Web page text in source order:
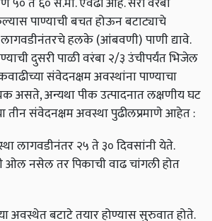
पाण्याची बचत होऊन बटाट्याचे
हलके (आंबवणी) पाणी द्यावे.
दुसरी पाळी वरंबा २/३ उंचीपर्यंत भिजेल
संवेदनक्षम अवस्थांना पाण्याचा
असते, अन्यथा पीक उत्पादनात लक्षणीय घट
तीन संवेदनक्षम अवस्था पुढीलप्रमाणे आहेत :
लागवडीनंतर २५ ते ३० दिवसांनी येते.
ओल नसेल तर पिकाची वाढ चांगली होत
अवस्थेत बटाटे तयार होण्यास सुरुवात होते.